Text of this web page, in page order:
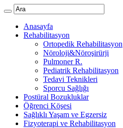
Anasayfa
Rehabilitasyon
Ortopedik Rehabilitasyon
Nöroloji&Nöroşirürji
Pulmoner R.
Pediatrik Rehabilitasyon
Tedavi Teknikleri
Sporcu Sağlığı
Postüral Bozukluklar
Öğrenci Köşesi
Sağlıklı Yaşam ve Egzersiz
Fizyoterapi ve Rehabilitasyon